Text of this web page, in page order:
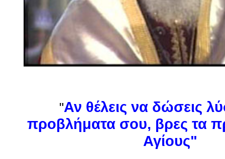
"Αν θέλεις να δώσεις
προβλήματα σου, βρες τα
Αγίους"